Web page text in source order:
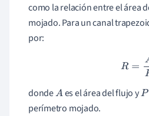
como la relación entre el área
mojado. Para un canal
por:
R=A P
dondeA es el área del flujo yP
perímetro mojado.